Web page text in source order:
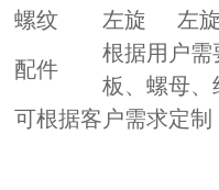
螺纹 左旋 左旋
配件
根据用户需
板、螺母、
可根据客户需求定制